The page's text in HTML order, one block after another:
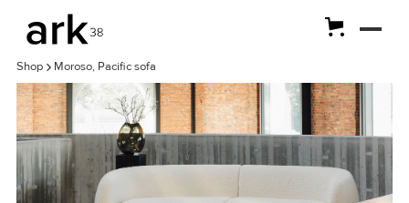
Shop Moroso, Pacific sofa